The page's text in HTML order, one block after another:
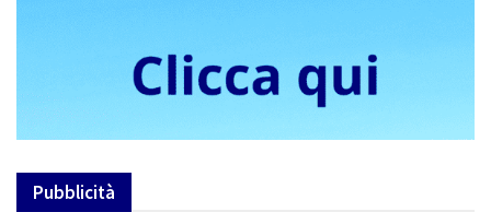
Pubblicità